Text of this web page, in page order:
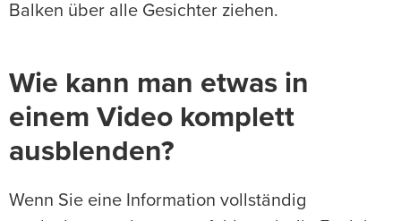
Balken über alle Gesichter ziehen.
Wie kann man etwas in
einem Video komplett
ausblenden?
Wenn Sie eine Information vollständig